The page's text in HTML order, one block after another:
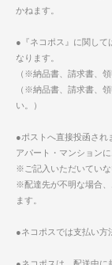
かねます。
●『ネコポス』に関して
なります。
（※納品書、請求書、
（※納品書、請求書、
い。）
●ポストへ直接投函され
アパート・マンション
※ご記入いただいていな
※配達先が不明な場合、
ます。
●ネコポスでは支払い方